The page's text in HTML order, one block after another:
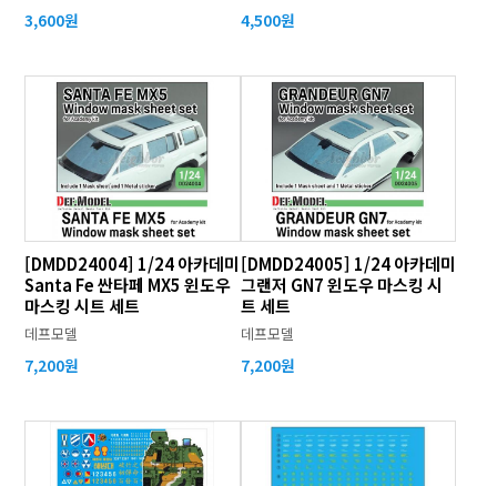
3,600원 4,500원
[DMDD24004] 1/24 아카데미
Santa Fe 싼타페 MX5 윈도우
마스킹 시트 세트
데프모델
7,200원
[DMDD24005] 1/24 아카데미
그랜저 GN7 윈도우 마스킹 시
트 세트
데프모델
7,200원